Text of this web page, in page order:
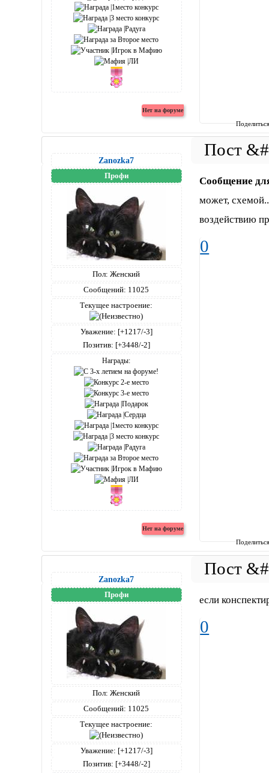
Zanozka7
Профи
Пол: Женский
Сообщений: 11025
Текущее настроение:
Уважение: [+1217/-3]
Позитив: [+3448/-2]
Награды:
Сообщение
может,
воздействию
0
Zanozka7
Профи
Пол: Женский
Сообщений: 11025
Текущее настроение:
Уважение: [+1217/-3]
Позитив: [+3448/-2]
если
0